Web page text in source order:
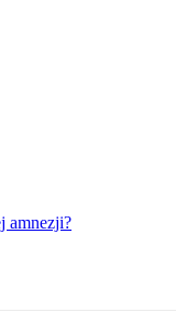
amnezji?